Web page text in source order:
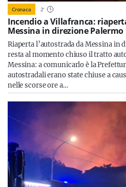
Cronaca 2'
Incendio a Villafranca:
Messina in direzione Palermo
Riaperta l’autostrada da Messina in
resta al momento chiuso il tratto
Messina: a comunicarlo è la
autostradali erano state chiuse a
nelle scorse ore a…